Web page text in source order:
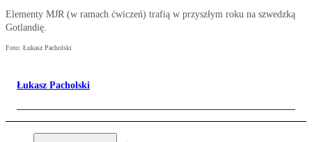
Elementy MJR (w ramach ćwiczeń) trafią w przyszłym roku na szwedzką
Gotlandię.
Foto: Łukasz Pacholski
Łukasz Pacholski